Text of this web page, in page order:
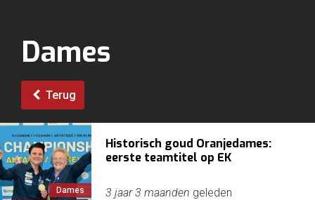
Dames
Terug
Dames
Historisch goud Oranjedames:
eerste teamtitel op EK
3 jaar 3 maanden geleden